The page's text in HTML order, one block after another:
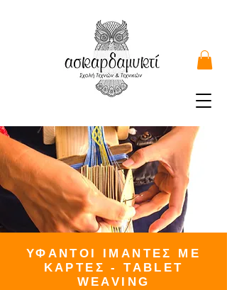
ΥΦΑΝΤΟΙ ΙΜΑΝΤΕΣ ΜΕ
ΚΑΡΤΕΣ - TABLET
WEAVING